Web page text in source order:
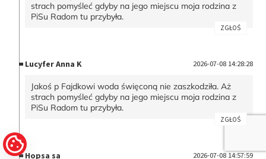
strach pomyśleć gdyby na jego miejscu moja rodzina z
PiSu Radom tu przybyła.
ZGŁOŚ
Lucyfer Anna K 2026-07-08 14:28:28
Jakoś p Fajdkowi woda święconą nie zaszkodziła. Aż
strach pomyśleć gdyby na jego miejscu moja rodzina z
PiSu Radom tu przybyła.
ZGŁOŚ
Hopsa sa 2026-07-08 14:57:59